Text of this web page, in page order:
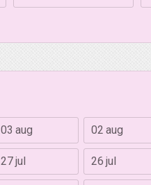
03 aug 02 aug
27 jul 26 jul